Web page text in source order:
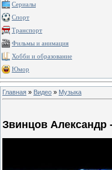
Сериалы
Спорт
Транспорт
Фильмы и анимация
Хобби и образование
Юмор
Главная » Видео » Музыка
Звинцов Александр